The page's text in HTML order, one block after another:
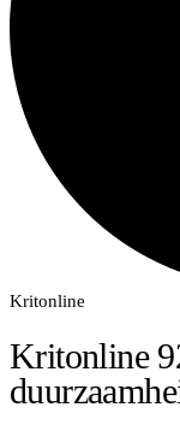
Kritonline
Kritonline